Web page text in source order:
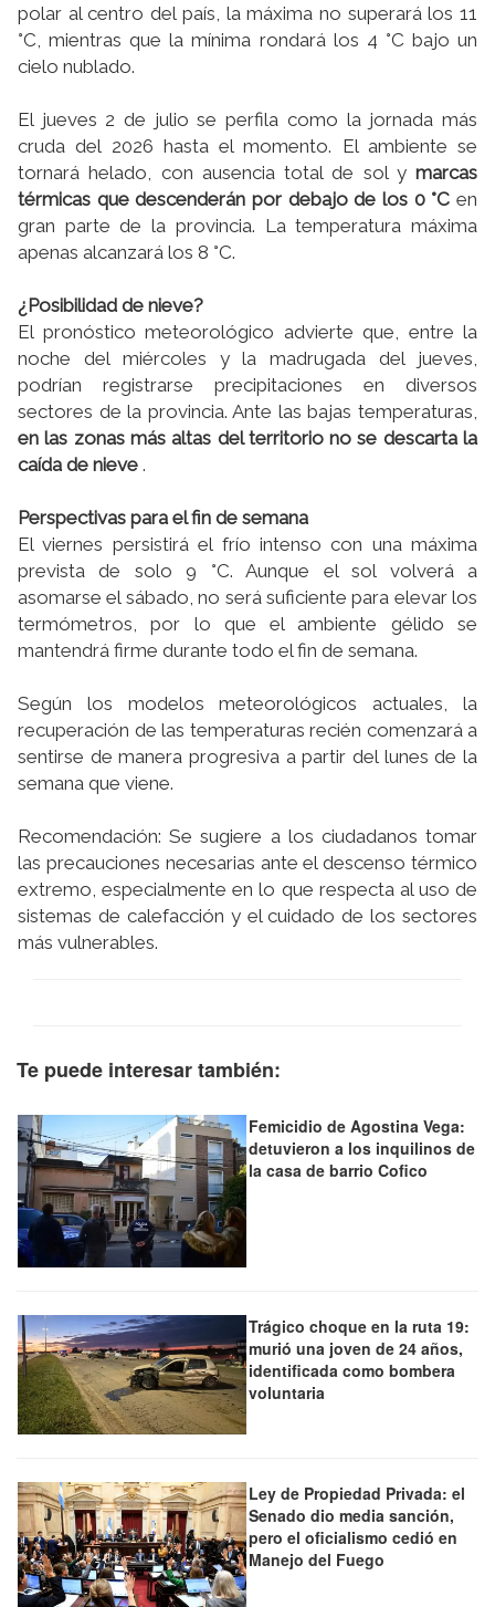
polar al centro del país, la máxima no superará los 11
°C, mientras que la mínima rondará los 4 °C bajo un
cielo nublado.
El jueves 2 de julio se perfila como la jornada más
cruda del 2026 hasta el momento. El ambiente se
tornará helado, con ausencia total de sol y marcas
térmicas que descenderán por debajo de los 0 °C en
gran parte de la provincia. La temperatura máxima
apenas alcanzará los 8 °C.
¿Posibilidad de nieve?
El pronóstico meteorológico advierte que, entre la
noche del miércoles y la madrugada del jueves,
podrían registrarse precipitaciones en diversos
sectores de la provincia. Ante las bajas temperaturas,
en las zonas más altas del territorio no se descarta la
caída de nieve .
Perspectivas para el fin de semana
El viernes persistirá el frío intenso con una máxima
prevista de solo 9 °C. Aunque el sol volverá a
asomarse el sábado, no será suficiente para elevar los
termómetros, por lo que el ambiente gélido se
mantendrá firme durante todo el fin de semana.
Según los modelos meteorológicos actuales, la
recuperación de las temperaturas recién comenzará a
sentirse de manera progresiva a partir del lunes de la
semana que viene.
Recomendación: Se sugiere a los ciudadanos tomar
las precauciones necesarias ante el descenso térmico
extremo, especialmente en lo que respecta al uso de
sistemas de calefacción y el cuidado de los sectores
más vulnerables.
Te puede interesar también:
Femicidio de Agostina Vega:
detuvieron a los inquilinos de
la casa de barrio Cofico
Trágico choque en la ruta 19:
murió una joven de 24 años,
identificada como bombera
voluntaria
Ley de Propiedad Privada: el
Senado dio media sanción,
pero el oficialismo cedió en
Manejo del Fuego